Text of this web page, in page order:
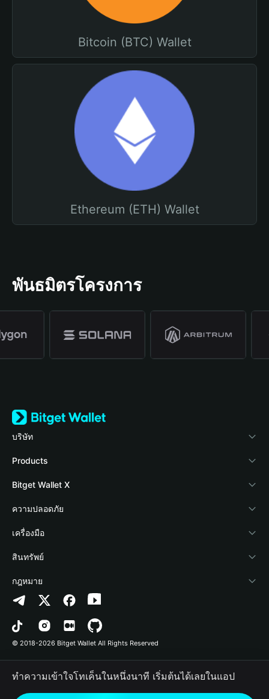
Bitcoin (BTC) Wallet
Ethereum (ETH) Wallet
พันธมิตรโครงการ
บริษัท
เกี่ยวกับ Bitget Wallet
Blog
Academy
ข่าวสารด้านคริปโต
ศูนย์ช่วยเหลือ
ติดต่อเรา
ทรัพยากรข้อมูลของแบรนด์
อาชีพ
Products
Crypto Card
Stablecoin Earn
Payfi Crypto
Crypto Swap API
Altcoin Season Index
Prediction Markets
DApp
RWA
Bitget Wallet X
นักพัฒนา
เชื่อมต่อ Wallet
Bitget Wallet Pay
ลิสต์โปรเจกต์
ความปลอดภัย
Protection Fund
เทคโนโลยีความปลอดภัย
เครื่องมือ
ซื้อคริปโต
การตรวจจับการอนุญาต
การตรวจจับสัญญา
การโอนเป็นชุด
สินทรัพย์
Arbitrum
Avalanche
Bitcoin
Polygon
กฎหมาย
นโยบายความเป็นส่วนตัว
ข้อตกลงในการใช้บริการ
© 2018-2026 Bitget Wallet All Rights Reserved
ทำความเข้าใจโทเค็นในหนึ่งนาที เริ่มต้นได้เลยในแอป